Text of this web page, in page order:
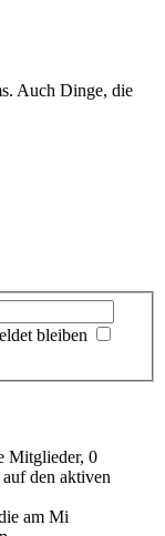
Auch Dinge, die
bleiben
Mitglieder, 0
den aktiven
am Mi